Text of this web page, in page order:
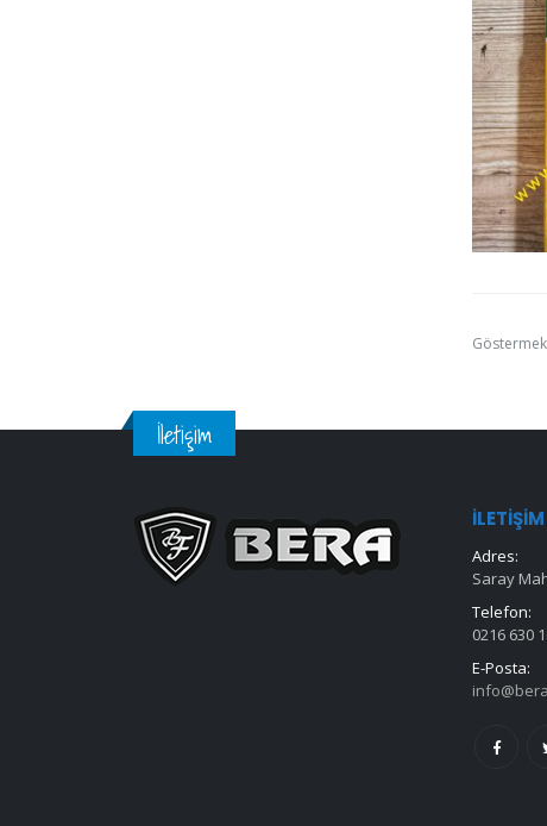
İletişim
Adres:
Saray
Telefon:
0216 630
E-Posta: